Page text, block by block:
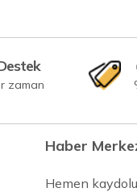
zaman
Haber
Hemen